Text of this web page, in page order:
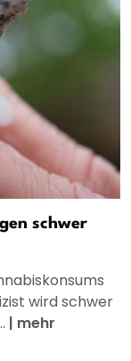
schwer
wird schwer
| mehr